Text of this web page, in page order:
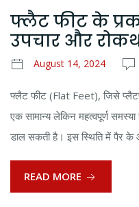
फ्लैट फीट के
उपचार और
August 14, 2024
फ्लैट फीट (Flat Feet), जिसे
एक सामान्य लेकिन महत्वपूर्ण
डाल सकती है। इस स्थिति में पैर के
READ MORE